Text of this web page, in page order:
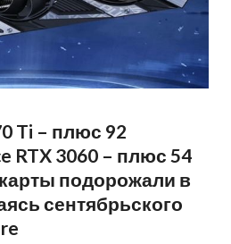
Ti – плюс 92
RTX 3060 – плюс 54
подорожали в
сентябрьского